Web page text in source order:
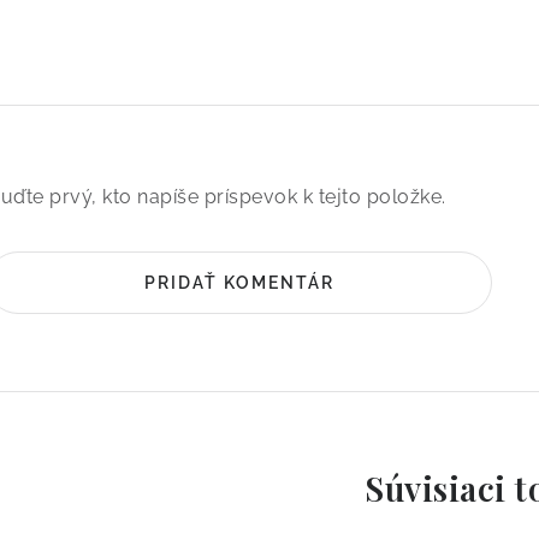
prvý, kto napíše príspevok k tejto položke.
PRIDAŤ KOMENTÁR
Súvisiaci